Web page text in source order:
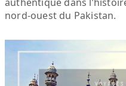
nord-ouest du Pakistan.